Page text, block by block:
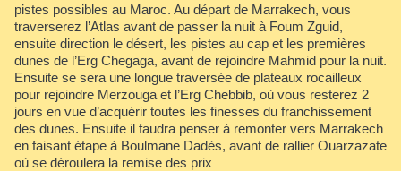
pistes possibles au Maroc. Au départ de Marrakech, vous
traverserez l’Atlas avant de passer la nuit à Foum Zguid,
ensuite direction le désert, les pistes au cap et les premières
dunes de l’Erg Chegaga, avant de rejoindre Mahmid pour la nuit.
Ensuite se sera une longue traversée de plateaux rocailleux
pour rejoindre Merzouga et l’Erg Chebbib, où vous resterez 2
jours en vue d’acquérir toutes les finesses du franchissement
des dunes. Ensuite il faudra penser à remonter vers Marrakech
en faisant étape à Boulmane Dadès, avant de rallier Ouarzazate
où se déroulera la remise des prix